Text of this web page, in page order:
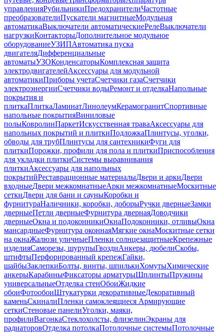
управленияРубильникиПредохранителиЧастотные
преобразователиПускатели магнитныеМодульная
автоматикаВыключатели автоматическиеРелеВыключатели
нагрузкиКонтакторыДополнительное модульное
оборудованиеУЗИПАвтоматика пуска
двигателяДифференциальные
автоматыУЗОКонденсаторыКомплексная защита
электродвигателейАксессуары для модульной
автоматикиПриборы учетаСчетчики газаСчетчики
электроэнергииСчетчики водыРемонт и отделкаНапольные
покрытия и
плиткаПлиткаЛаминатЛинолеумКерамогранитСпортивные
напольные покрытияВиниловые
полыКовролинПаркетИскусственная траваАксессуары для
напольных покрытий и плиткиПодложкаПлинтусы, уголки,
обводы для трубПлинтусы для сантехникиФуги для
плиткиПорожки, профили для пола и плиткиПриспособления
для укладки плиткиСистемы выравнивания
плиткиАксессуары для напольных
покрытийРеставрационные материалыДвери и аркиДвери
входныеДвери межкомнатныеАрки межкомнатныеМоскитные
сеткиДвери для бани и сауныКоробки и
фурнитураНаличники, коробки, доборыРучки дверныеЗамки
дверныеПетли дверныеФурнитура двернаяДоводчики
дверныеОкна и подоконникиОкнаПодоконники, отливыОкна
мансардныеФурнитура оконнаяМягкие окнаМоскитные сетки
на окнаЖалюзи уличныеПленки солнцезащитныеКрепежные
изделияСаморезы, шурупыГвоздиАнкеры, дюбелиСкобы,
штифтыПерфорированный крепежГайки,
шайбыЗаклепкиБолты, винты, шпилькиХомутыХимические
анкерыКарабиныФиксаторы арматурыШплинтыПружины
универсальныеОтделка стенОбоиЖидкие
обоиФотообоиШтукатурки декоративныеДекоративный
каменьСкиналиПленки самоклеящиеся Армирующие
сеткиСтеновые панелиУголки, маяки,
профилиВагонкаСтеклохолсты, флизелинЭкраны для
радиаторовОтделка потолкаПотолочные системыПотолочные